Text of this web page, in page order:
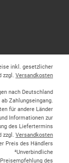
inkl. gesetzlicher
zzgl. Versandkosten
nach Deutschland
ab Zahlungseingang.
für andere Länder
Informationen zur
des Liefertermins
zzgl. Versandkosten
Preis des Händlers
²Unverbindliche
Preisempfehlung des